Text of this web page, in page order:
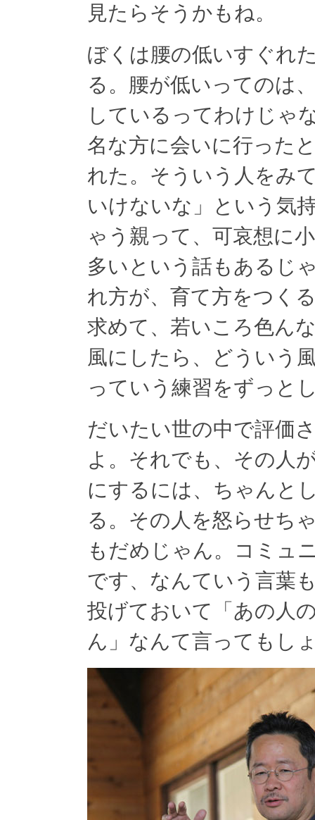
見たらそうかもね。
ぼくは腰の低いすぐれ
る。腰が低いってのは
しているってわけじゃ
名な方に会いに行った
れた。そういう人をみ
いけないな」という気
ゃう親って、可哀想に
多いという話もあるじ
れ方が、育て方をつく
求めて、若いころ色ん
風にしたら、どういう
っていう練習をずっと
だいたい世の中で評価
よ。それでも、その人
にするには、ちゃんと
る。その人を怒らせち
もだめじゃん。コミュ
です、なんていう言葉
投げておいて「あの人
ん」なんて言ってもし